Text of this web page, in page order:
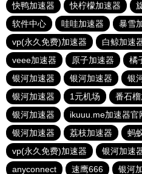
快鸭加速器
快柠檬加速器
软件中心
哇哇加速器 暴雪
vp(永久免费)加速器
白鲸加速
veee加速器
原子加速器 橘
银河加速器
银河加速器 银
银河加速器
1元机场 番石
银河加速器
ikuuu.me加速器官
银河加速器
荔枝加速器
蚂
vp(永久免费)加速器
银河加速
anyconnect
速鹰666 银河